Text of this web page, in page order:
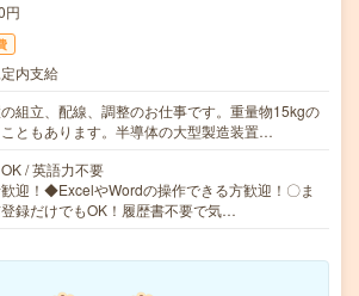
円
内支給
組立、配線、調整のお仕事です。重量物15kgの
ともあります。半導体の大型製造装置…
/ 英語力不要
迎！◆ExcelやWordの操作できる方歓迎！〇ま
録だけでもOK！履歴書不要で気…